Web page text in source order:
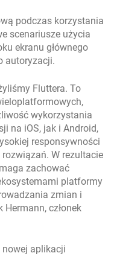
podczas korzystania
scenariusze użycia
ekranu głównego
autoryzacji.
Fluttera. To
wykorzystania
na iOS, jak i Android,
responsywności
W rezultacie
zachować
platformy
zmian i
członek
aplikacji